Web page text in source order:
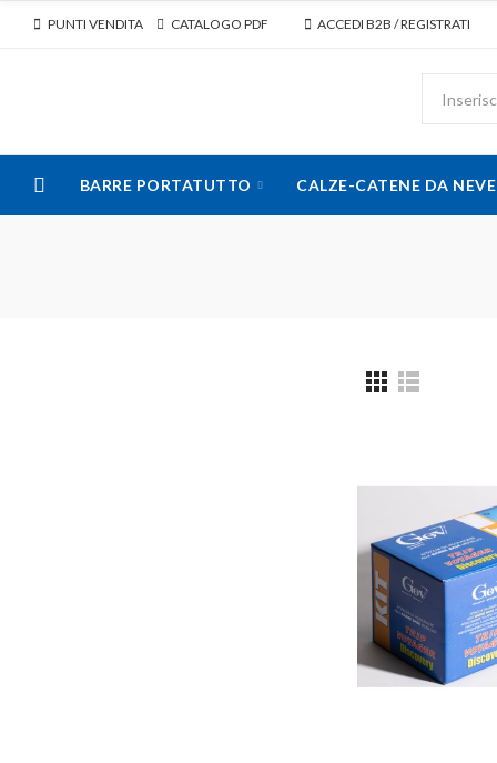
PUNTI VENDITA CATALOGO PDF ACCEDI B2B / REGISTRATI
BARRE PORTATUTTO CALZE-CATENE DA NEVE